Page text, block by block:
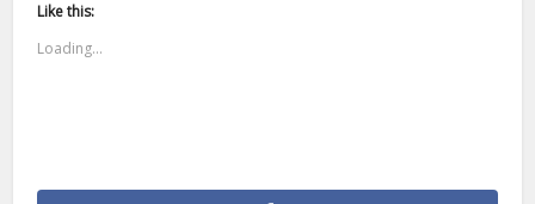
Like this:
Loading...